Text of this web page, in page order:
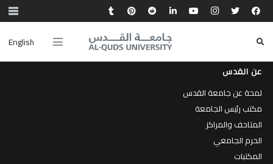
English
عن القدس
لمحة عن جامعة القدس
مكتب رئيس الجامعة
المتاحف والمراكز
الحرم الجامعي
المكتبات